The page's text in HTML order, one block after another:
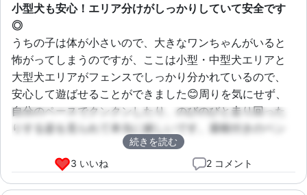
小型犬も安心！エリア分けがしっかりしていて安全です
◎
うちの子は体が小さいので、大きなワンちゃんがいると
怖がってしまうのですが、ここは小型・中型犬エリアと
大型犬エリアがフェンスでしっかり分かれているので、
安心して遊ばせることができました😊周りを気にせず、
自分のペースでクンクンしたり、のびのびと走り回った
りする姿を見られて本当に嬉しいです。屋根付きのベン
チもあるので、飼い主も休憩しながら見守れるのが良い
ですね👍
続きを読む
3 いいね
2 コメント